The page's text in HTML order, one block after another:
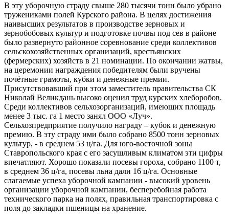
В эту уборочную страду свыше 280 тысячи тонн было убрано
тружениками полей Курского района. В целях достижения
наивысших результатов в производстве зерновых и
зернобобовых культур и подготовке почвы под сев в районе
было развернуто районное соревнование среди коллективов
сельскохозяйственных организаций, крестьянских
(фермерских) хозяйств в 21 номинации. По окончании жатвы,
на церемонии награждения победителям были вручены
почётные грамоты, кубки и денежные премии.
Присутствовавший при этом заместитель правительства СК
Николай Великдань высоко оценил труд курских хлеборобов.
Среди коллективов сельхозорганизаций, имеющих площадь
менее 3 тыс. га 1 место занял ООО «Луч».
Сельхозпредприятие получило награду – кубок и денежную
премию. В эту страду ими было собрано 8500 тонн зерновых
культур, - в среднем 53 ц/га. Для юго-восточной зоны
Ставропольского края с его засушливым климатом эти цифры
впечатляют. Хорошо показали посевы гороха, собрано 1100 т,
в среднем 36 ц/га, посевы льна дали 16 ц/га. Основные
слагаемые успеха уборочной кампании - высокий уровень
организации уборочной кампании, бесперебойная работа
технического парка на полях, правильная транспортировка с
поля до закладки пшеницы на хранение.